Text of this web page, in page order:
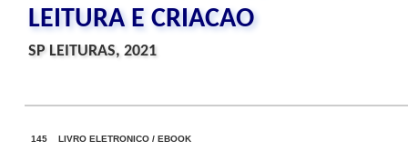
LEITURA E CRIACAO
SP LEITURAS, 2021
145 LIVRO ELETRONICO / EBOOK